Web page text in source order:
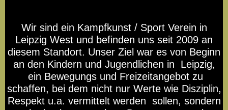
NEU! Reiten - Bajutsu 馬術
Folge uns auf Tiktok
Wir sind ein Kampfkunst / Sport Verein in
Leipzig West und befinden uns seit 2009 an
diesem Standort. Unser Ziel war es von Beginn
an den Kindern und Jugendlichen in Leipzig,
ein Bewegungs und Freizeitangebot zu
schaffen, bei dem nicht nur Werte wie Disziplin,
Respekt u.a. vermittelt werden sollen, sondern